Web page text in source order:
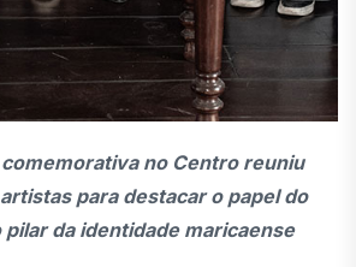
no Centro reuniu
para destacar o papel do
da identidade maricaense